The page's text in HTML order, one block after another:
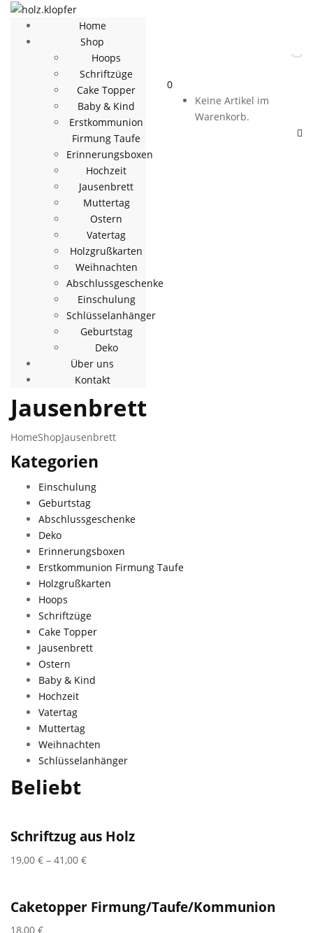
Home
Shop
Hoops
Schriftzüge
Cake Topper
Baby & Kind
Erstkommunion
Firmung Taufe
Erinnerungsboxen
Hochzeit
Jausenbrett
Muttertag
Ostern
Vatertag
Holzgrußkarten
Weihnachten
Abschlussgeschenke
Einschulung
Schlüsselanhänger
Geburtstag
Deko
Über uns
Kontakt
0
Keine Artikel im
Warenkorb.
Jausenbrett
HomeShopJausenbrett
Kategorien
Einschulung
Geburtstag
Abschlussgeschenke
Deko
Erinnerungsboxen
Erstkommunion Firmung Taufe
Holzgrußkarten
Hoops
Schriftzüge
Cake Topper
Jausenbrett
Ostern
Baby & Kind
Hochzeit
Vatertag
Muttertag
Weihnachten
Schlüsselanhänger
Beliebt
Schriftzug aus Holz
19,00 € – 41,00 €
Caketopper Firmung/Taufe/Kommunion
18,00 €